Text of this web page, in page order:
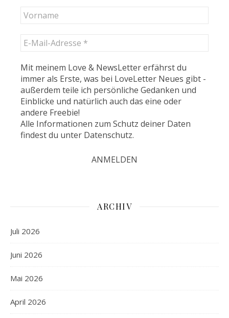
Mit meinem Love & NewsLetter erfährst du
immer als Erste, was bei LoveLetter Neues gibt -
außerdem teile ich persönliche Gedanken und
Einblicke und natürlich auch das eine oder
andere Freebie!
Alle Informationen zum Schutz deiner Daten
findest du unter Datenschutz.
ARCHIV
Juli 2026
Juni 2026
Mai 2026
April 2026